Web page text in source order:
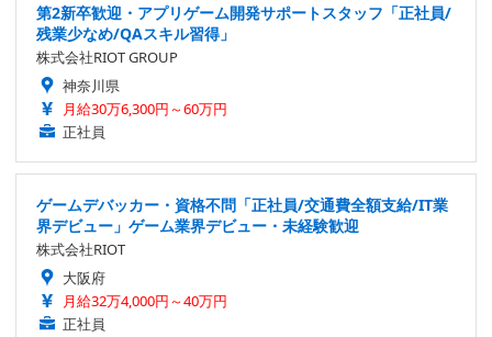
第2新卒歓迎・アプリゲーム開発サポートスタッフ「正社員/
残業少なめ/QAスキル習得」
株式会社RIOT GROUP
神奈川県
月給30万6,300円～60万円
正社員
ゲームデバッカー・資格不問「正社員/交通費全額支給/IT業
界デビュー」ゲーム業界デビュー・未経験歓迎
株式会社RIOT
大阪府
月給32万4,000円～40万円
正社員